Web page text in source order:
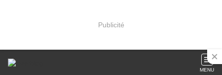
Publicité
MENU